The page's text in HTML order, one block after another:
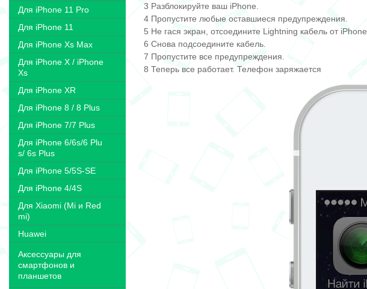
Для iPhone 11 Pro
Для iPhone 11
Для iPhone Xs Max
Для iPhone X / iPhone
Xs
Для iPhone XR
Для iPhone 8 / 8 Plus
Для iPhone 7/7 Plus
Для iPhone 6/6s/6 Plu
s/ 6s Plus
Для iPhone 5/5S-SE
Для iPhone 4/4S
Для Xiaomi (Mi и Red
mi)
Huawei
Аксессуары для
смартфонов и
планшетов
Разблокируйте ваш iPhone.
Пропустите любые оставшиеся предупреждения.
Не гася экран, отсоедините Lightning кабель от iPhone.
Снова подсоедините кабель.
Пропустите все предупреждения.
Теперь все работает. Телефон заряжается